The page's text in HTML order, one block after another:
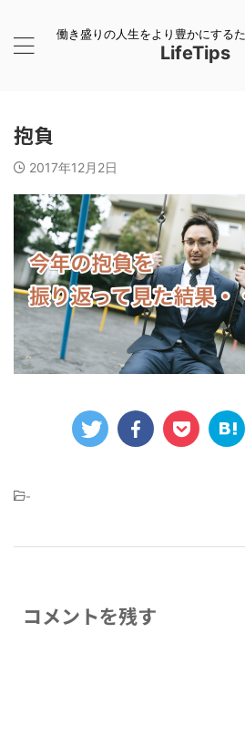
働き盛りの人生をより豊かにする
LifeTips
抱負
2017年12月2日
-
コメントを残す